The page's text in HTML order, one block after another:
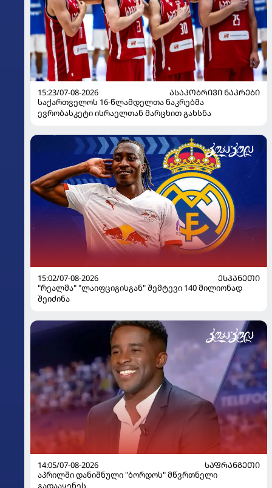
15:23/07-08-2026
ᲐᲡᲐᲙᲝᲑᲠᲘᲕᲘ ᲜᲐᲙᲠᲔᲑᲘ
საქართველოს 16-წლამდელთა ნაკრებმა
ევრობასკეტი ისრაელთან მარცხით გახსნა
15:02/07-08-2026
ᲔᲡᲞᲐᲜᲔᲗᲘ
"რეალმა" "ლაიფციგისგან" შემტევი 140 მილიონად
შეიძინა
14:05/07-08-2026
ᲡᲐᲤᲠᲐᲜᲒᲔᲗᲘ
აპრილში დანიშნული "ბორდოს" მწვრთნელი
გადააყენეს